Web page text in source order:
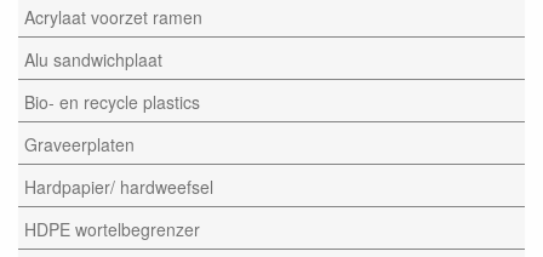
Acrylaat voorzet ramen
Alu sandwichplaat
Bio- en recycle plastics
Graveerplaten
Hardpapier/ hardweefsel
HDPE wortelbegrenzer